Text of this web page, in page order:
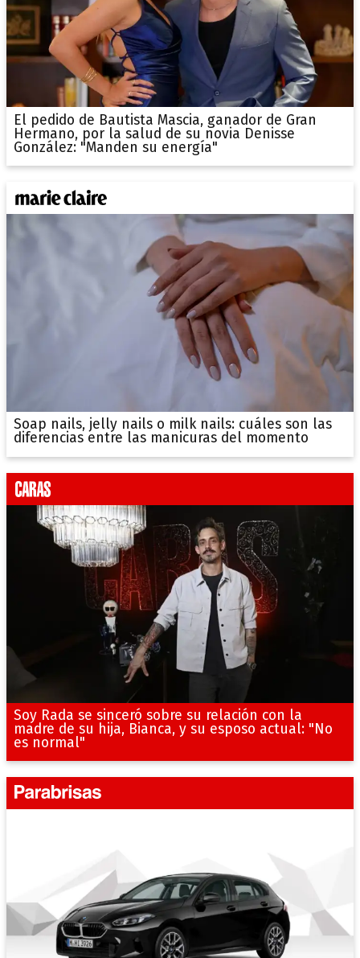
El pedido de Bautista Mascia, ganador de Gran
Hermano, por la salud de su novia Denisse
González: "Manden su energía"
Soap nails, jelly nails o milk nails: cuáles son las
diferencias entre las manicuras del momento
Soy Rada se sinceró sobre su relación con la
madre de su hija, Bianca, y su esposo actual: "No
es normal"